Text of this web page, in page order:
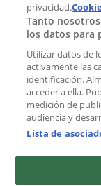
Negocios
Negocios
Productos
Productos
Ciudades
Descargar la
privacidad.
Tanto
los datos para
Utilizar datos de
activamente las
identificación.
acceder a ella.
medición de
audiencia y
Lista de